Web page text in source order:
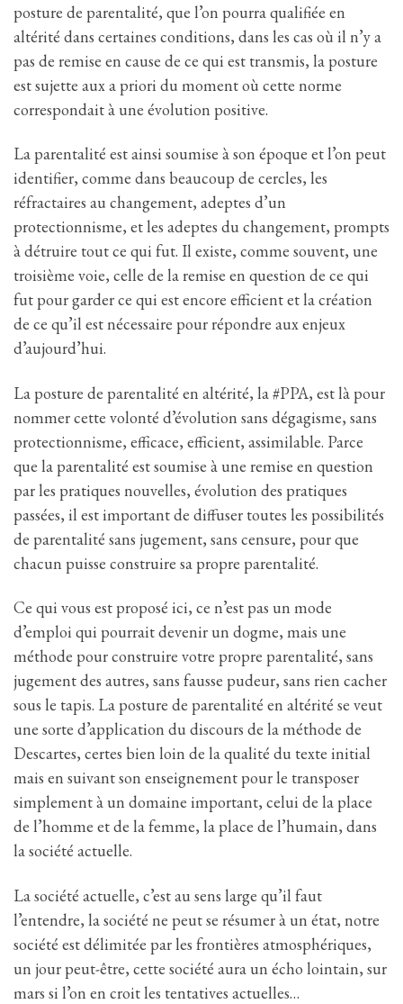
posture de parentalité, que l’on pourra qualifiée en
altérité dans certaines conditions, dans les cas où il n’y a
pas de remise en cause de ce qui est transmis, la posture
est sujette aux a priori du moment où cette norme
correspondait à une évolution positive.
La parentalité est ainsi soumise à son époque et l’on peut
identifier, comme dans beaucoup de cercles, les
réfractaires au changement, adeptes d’un
protectionnisme, et les adeptes du changement, prompts
à détruire tout ce qui fut. Il existe, comme souvent, une
troisième voie, celle de la remise en question de ce qui
fut pour garder ce qui est encore efficient et la création
de ce qu’il est nécessaire pour répondre aux enjeux
d’aujourd’hui.
La posture de parentalité en altérité, la #PPA, est là pour
nommer cette volonté d’évolution sans dégagisme, sans
protectionnisme, efficace, efficient, assimilable. Parce
que la parentalité est soumise à une remise en question
par les pratiques nouvelles, évolution des pratiques
passées, il est important de diffuser toutes les possibilités
de parentalité sans jugement, sans censure, pour que
chacun puisse construire sa propre parentalité.
Ce qui vous est proposé ici, ce n’est pas un mode
d’emploi qui pourrait devenir un dogme, mais une
méthode pour construire votre propre parentalité, sans
jugement des autres, sans fausse pudeur, sans rien cacher
sous le tapis. La posture de parentalité en altérité se veut
une sorte d’application du discours de la méthode de
Descartes, certes bien loin de la qualité du texte initial
mais en suivant son enseignement pour le transposer
simplement à un domaine important, celui de la place
de l’homme et de la femme, la place de l’humain, dans
la société actuelle.
La société actuelle, c’est au sens large qu’il faut
l’entendre, la société ne peut se résumer à un état, notre
société est délimitée par les frontières atmosphériques,
un jour peut-être, cette société aura un écho lointain, sur
mars si l’on en croit les tentatives actuelles…